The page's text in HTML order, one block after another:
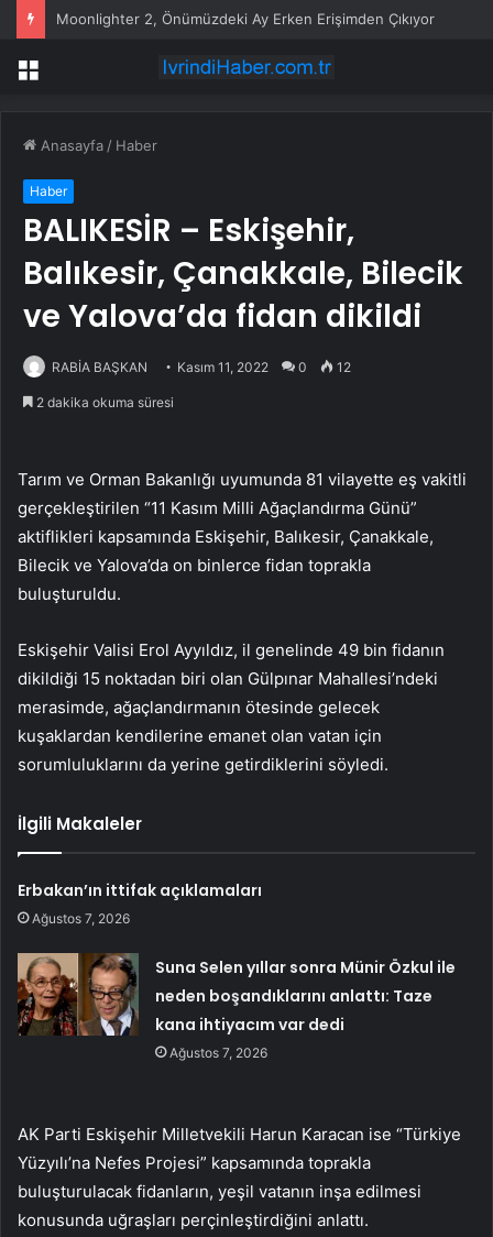
Moonlighter 2, Önümüzdeki Ay Erken Erişimden Çıkıyor
Menü
Anasayfa / Haber
Haber
BALIKESİR – Eskişehir,
Balıkesir, Çanakkale, Bilecik
ve Yalova’da fidan dikildi
RABİA BAŞKAN Kasım 11, 2022 0 12
2 dakika okuma süresi
Tarım ve Orman Bakanlığı uyumunda 81 vilayette eş vakitli
gerçekleştirilen “11 Kasım Milli Ağaçlandırma Günü”
aktiflikleri kapsamında Eskişehir, Balıkesir, Çanakkale,
Bilecik ve Yalova’da on binlerce fidan toprakla
buluşturuldu.
Eskişehir Valisi Erol Ayyıldız, il genelinde 49 bin fidanın
dikildiği 15 noktadan biri olan Gülpınar Mahallesi’ndeki
merasimde, ağaçlandırmanın ötesinde gelecek
kuşaklardan kendilerine emanet olan vatan için
sorumluluklarını da yerine getirdiklerini söyledi.
İlgili Makaleler
Erbakan’ın ittifak açıklamaları
Ağustos 7, 2026
Suna Selen yıllar sonra Münir Özkul ile
neden boşandıklarını anlattı: Taze
kana ihtiyacım var dedi
Ağustos 7, 2026
AK Parti Eskişehir Milletvekili Harun Karacan ise “Türkiye
Yüzyılı’na Nefes Projesi” kapsamında toprakla
buluşturulacak fidanların, yeşil vatanın inşa edilmesi
konusunda uğraşları perçinleştirdiğini anlattı.